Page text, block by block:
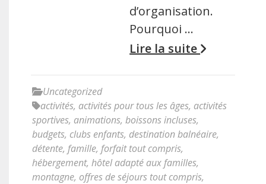
d’organisation.
Pourquoi …
Lire la suite
Uncategorized
activités, activités pour tous les âges, activités
sportives, animations, boissons incluses,
budgets, clubs enfants, destination balnéaire,
détente, famille, forfait tout compris,
hébergement, hôtel adapté aux familles,
montagne, offres de séjours tout compris,